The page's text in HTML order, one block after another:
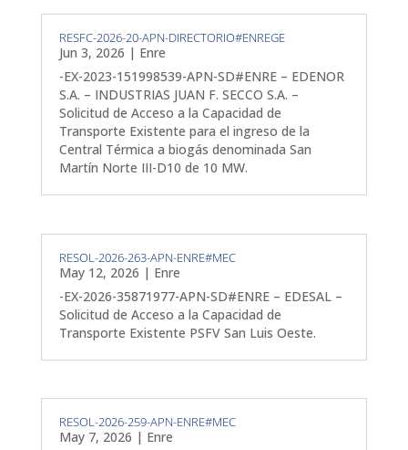
RESFC-2026-20-APN-DIRECTORIO#ENREGE
Jun 3, 2026 | Enre
-EX-2023-151998539-APN-SD#ENRE – EDENOR
S.A. – INDUSTRIAS JUAN F. SECCO S.A. –
Solicitud de Acceso a la Capacidad de
Transporte Existente para el ingreso de la
Central Térmica a biogás denominada San
Martín Norte III-D10 de 10 MW.
RESOL-2026-263-APN-ENRE#MEC
May 12, 2026 | Enre
-EX-2026-35871977-APN-SD#ENRE – EDESAL –
Solicitud de Acceso a la Capacidad de
Transporte Existente PSFV San Luis Oeste.
RESOL-2026-259-APN-ENRE#MEC
May 7, 2026 | Enre